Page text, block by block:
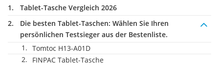
Tablet-Tasche Vergleich 2026
Die besten Tablet-Taschen: Wählen Sie Ihren
persönlichen Testsieger aus der Bestenliste.
Tomtoc H13-A01D
FINPAC Tablet-Tasche